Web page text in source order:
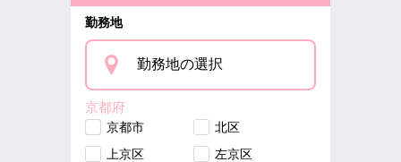
勤務地
勤務地の選択
京都府
京都市
北区
上京区
左京区